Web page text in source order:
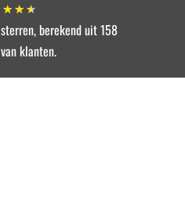
★ ★ ★
berekend uit 158
klanten.